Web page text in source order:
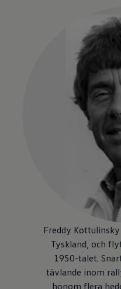
Freddy
Tyskland, och
1950-talet.
tävlande inom
honom flera